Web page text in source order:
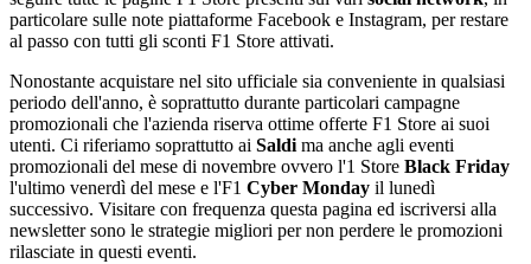
particolare sulle note piattaforme Facebook e Instagram, per restare
al passo con tutti gli sconti F1 Store attivati.
Nonostante acquistare nel sito ufficiale sia conveniente in qualsiasi
periodo dell'anno, è soprattutto durante particolari campagne
promozionali che l'azienda riserva ottime offerte F1 Store ai suoi
utenti. Ci riferiamo soprattutto ai Saldi ma anche agli eventi
promozionali del mese di novembre ovvero l'1 Store Black Friday
l'ultimo venerdì del mese e l'F1 Cyber Monday il lunedì
successivo. Visitare con frequenza questa pagina ed iscriversi alla
newsletter sono le strategie migliori per non perdere le promozioni
rilasciate in questi eventi.